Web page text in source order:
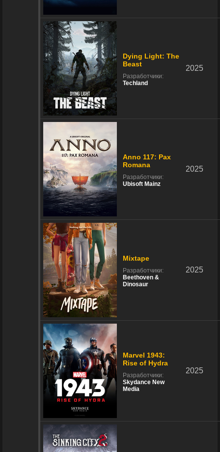
Dying Light: The
Beast
Разработчики:
Techland
2025
Anno 117: Pax
Romana
Разработчики:
Ubisoft Mainz
2025
Mixtape
Разработчики:
Beethoven &
Dinosaur
2025
Marvel 1943:
Rise of Hydra
Разработчики:
Skydance New
Media
2025